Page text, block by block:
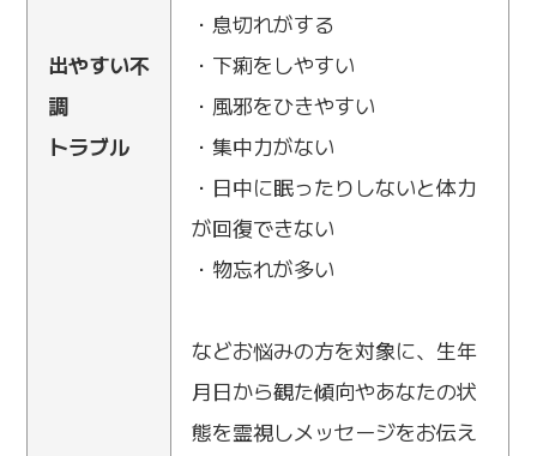
出やすい不
調
トラブル
・息切れがする
・下痢をしやすい
・風邪をひきやすい
・集中力がない
・日中に眠ったりしないと体力
が回復できない
・物忘れが多い
などお悩みの方を対象に、生年
月日から観た傾向やあなたの状
態を霊視しメッセージをお伝え